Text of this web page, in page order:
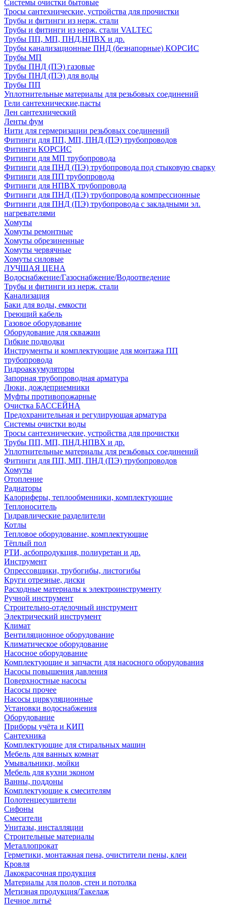
Системы очистки бытовые
Тросы сантехнические, устройства для прочистки
Трубы и фитинги из нерж. стали
Трубы и фитинги из нерж. стали VALTEC
Трубы ПП, МП, ПНД,НПВХ и др.
Трубы канализационные ПНД (безнапорные) КОРСИС
Трубы МП
Трубы ПНД (ПЭ) газовые
Трубы ПНД (ПЭ) для воды
Трубы ПП
Уплотнительные материалы для резьбовых соединений
Гели сантехнические,пасты
Лен сантехнический
Ленты фум
Нити для гермеризации резьбовых соединений
Фитинги для ПП, МП, ПНД (ПЭ) трубопроводов
Фитинги КОРСИС
Фитинги для МП трубопровода
Фитинги для ПНД (ПЭ) трубопровода под стыковую сварку
Фитинги для ПП трубопровода
Фитинги для НПВХ трубопровода
Фитинги для ПНД (ПЭ) трубопровода компрессионные
Фитинги для ПНД (ПЭ) трубопровода с закладными эл.
нагревателями
Хомуты
Хомуты ремонтные
Хомуты обрезиненные
Хомуты червячные
Хомуты силовые
ЛУЧШАЯ ЦЕНА
Водоснабжение/Газоснабжение/Водоотведение
Трубы и фитинги из нерж. стали
Канализация
Баки для воды, емкости
Греющий кабель
Газовое оборудование
Оборудование для скважин
Гибкие подводки
Инструменты и комплектующие для монтажа ПП
трубопровода
Гидроаккумуляторы
Запорная трубопроводная арматура
Люки, дождеприемники
Муфты противопожарные
Очистка БАССЕЙНА
Предохранительная и регулирующая арматура
Системы очистки воды
Тросы сантехнические, устройства для прочистки
Трубы ПП, МП, ПНД,НПВХ и др.
Уплотнительные материалы для резьбовых соединений
Фитинги для ПП, МП, ПНД (ПЭ) трубопроводов
Хомуты
Отопление
Радиаторы
Калориферы, теплообменники, комплектующие
Теплоноситель
Гидравлические разделители
Котлы
Тепловое оборудование, комплектующие
Тёплый пол
РТИ, асбопродукция, полиуретан и др.
Инструмент
Опрессовщики, трубогибы, листогибы
Круги отрезные, диски
Расходные материалы к электроинструменту
Ручной инструмент
Строительно-отделочный инструмент
Электрический инструмент
Климат
Вентиляционное оборудование
Климатическое оборудование
Насосное оборудование
Комплектующие и запчасти для насосного оборудования
Насосы повышения давления
Поверхностные насосы
Насосы прочее
Насосы циркуляционные
Установки водоснабжения
Оборудование
Приборы учёта и КИП
Сантехника
Комплектующие для стиральных машин
Мебель для ванных комнат
Умывальники, мойки
Мебель для кухни эконом
Ванны, поддоны
Комплектующие к смесителям
Полотенцесушители
Сифоны
Смесители
Унитазы, инсталляции
Строительные материалы
Металлопрокат
Герметики, монтажная пена, очистители пены, клеи
Кровля
Лакокрасочная продукция
Материалы для полов, стен и потолка
Метизная продукция/Такелаж
Печное литьё